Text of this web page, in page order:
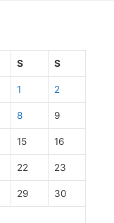
S S
1 2
8 9
15 16
22 23
29 30